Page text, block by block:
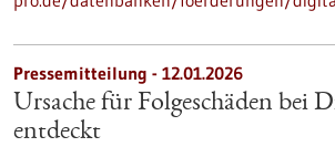
Pressemitteilung - 12.01.2026
Ursache für Folgeschäden bei
entdeckt